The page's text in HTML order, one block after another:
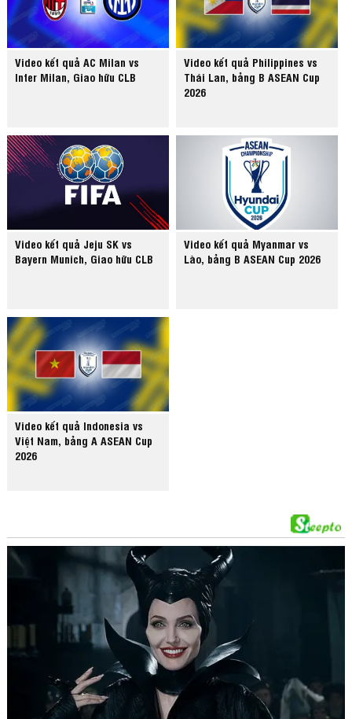
Video kết quả AC Milan vs
Inter Milan, Giao hữu CLB
Video kết quả Philippines vs
Thái Lan, bảng B ASEAN Cup
2026
Video kết quả Jeju SK vs
Bayern Munich, Giao hữu CLB
Video kết quả Myanmar vs
Lào, bảng B ASEAN Cup 2026
Video kết quả Indonesia vs
Việt Nam, bảng A ASEAN Cup
2026